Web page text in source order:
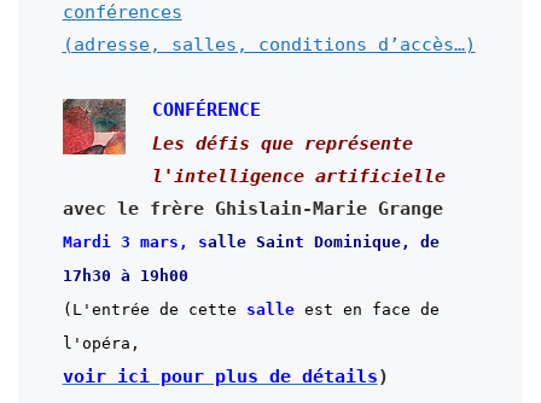
conférences
(adresse, salles, conditions d’accès…)
CONFÉRENCE
Les défis que représente
l'intelligence artificielle
avec le frère Ghislain-Marie Grange
Mardi 3 mars, salle Saint Dominique, de
(L'entrée de cette salle est en face de
voir ici pour plus de détails)